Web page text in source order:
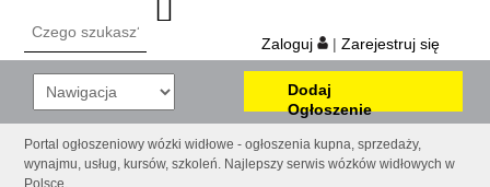
Zaloguj | Zarejestruj się
Dodaj
Ogłoszenie
Portal ogłoszeniowy wózki widłowe - ogłoszenia kupna, sprzedaży,
wynajmu, usług, kursów, szkoleń. Najlepszy serwis wózków widłowych w
Polsce.